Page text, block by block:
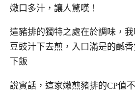
嫩口多汁，讓人驚嘆！
這豬排的獨特之處在於調味，
豆豉汁下去煎，入口滿是的鹹
下飯
說實話，這家嫩煎豬排的CP值